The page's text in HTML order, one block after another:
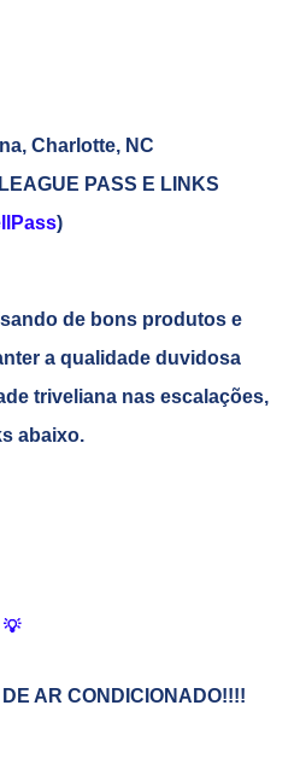
Charlotte, NC
PASS E LINKS
)
de bons produtos e
a qualidade duvidosa
triveliana nas escalações,
abaixo.
💡
AR CONDICIONADO!!!!